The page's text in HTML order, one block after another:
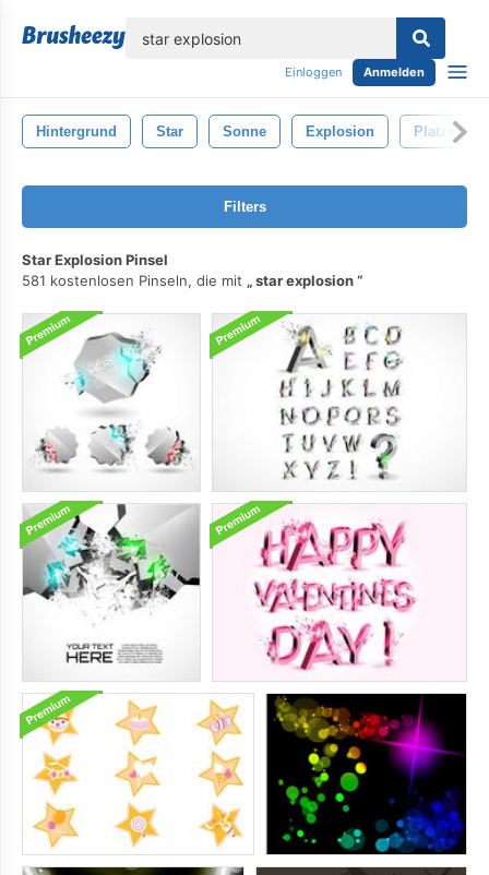
Einloggen Anmelden
Hintergrund Star Sonne Explosion Platzen
Filters
Star Explosion Pinsel
581 kostenlosen Pinseln, die mit
star explosion